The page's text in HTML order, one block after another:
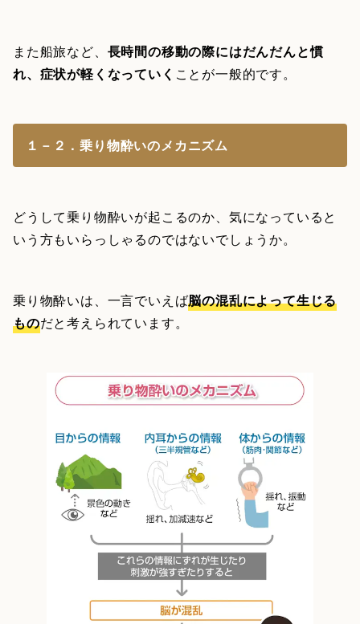
また船旅など、 長時間の移動の際にはだんだんと慣
れ、症状が軽くなっていく ことが一般的です。
１－２．乗り物酔いのメカニズム
どうして乗り物酔いが起こるのか、気になっていると
いう方もいらっしゃるのではないでしょうか。
乗り物酔いは、一言でいえば脳の混乱によって生じる
ものだと考えられています。